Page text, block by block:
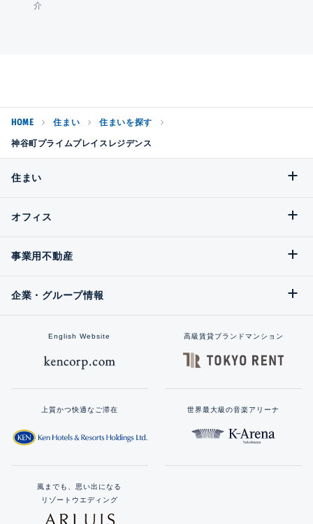
介
HOME 住まい 住まいを探す
神谷町プライムプレイスレジデンス
住まい
オフィス
事業用不動産
企業・グループ情報
English Website 高級賃貸ブランドマンション
上質かつ快適なご滞在 世界最大級の音楽アリーナ
風までも、思い出になる
リゾートウエディング